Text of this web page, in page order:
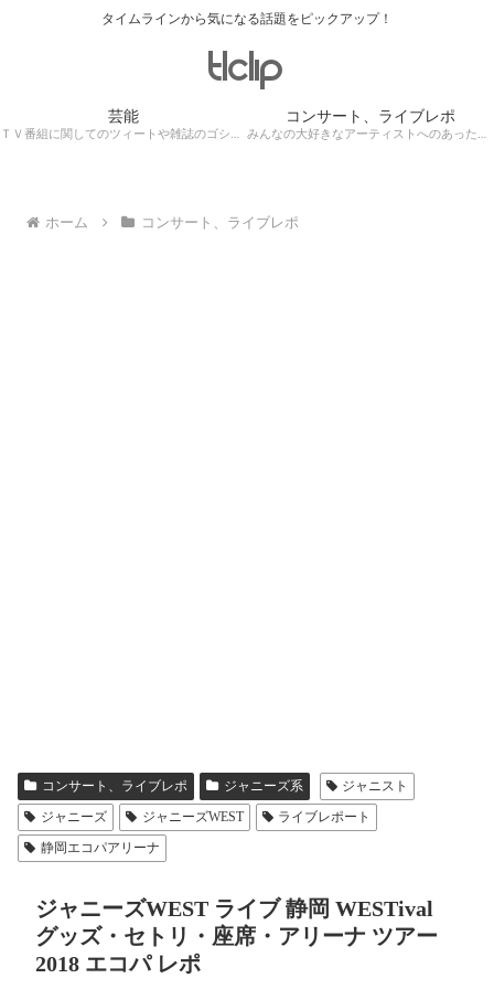
タイムラインから気になる話題をピックアップ！
芸能
ＴＶ番組に関してのツィートや雑誌のゴシップ記事、芸能人目撃情報・ロケ現場遭遇・・・
コンサート、ライブレポ
みんなの大好きなアーティストへのあったかぁ～い思いをツイッターレポートに保存！
ホーム コンサート、ライブレポ
コンサート、ライブレポ ジャニーズ系
ジャニスト
ジャニーズ
ジャニーズWEST
ライブレポート
静岡エコパアリーナ
ジャニーズWEST ライブ 静岡 WESTival
グッズ・セトリ・座席・アリーナ ツアー
2018 エコパ レポ